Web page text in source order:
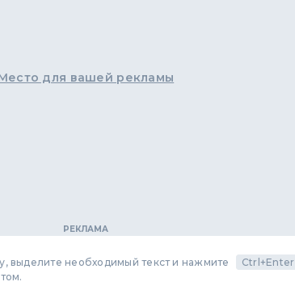
для вашей рекламы
выделите необходимый текст и нажмите Ctrl+Enter